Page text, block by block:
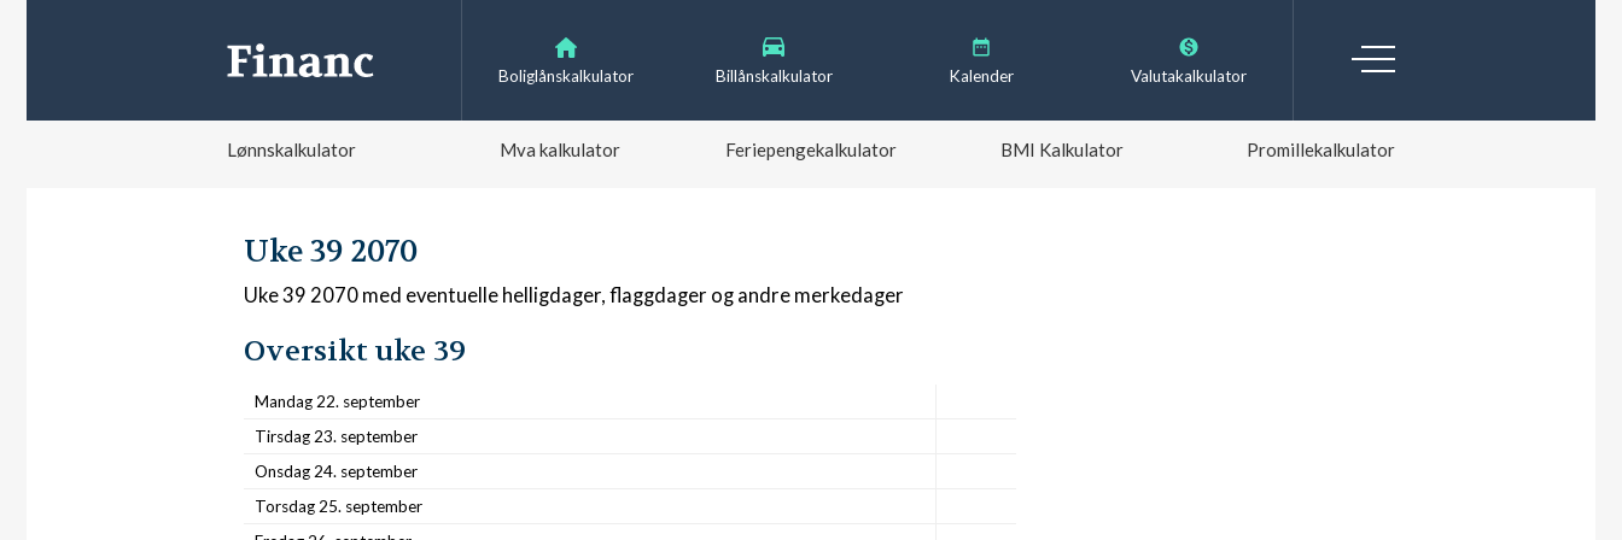
Boliglånskalkulator Billånskalkulator Kalender Valutakalkulator
Lønnskalkulator Mva kalkulator Feriepengekalkulator BMI Kalkulator Promillekalkulator
Uke 39 2070
Uke 39 2070 med eventuelle helligdager, flaggdager og andre merkedager
Oversikt uke 39
Mandag 22. september
Tirsdag 23. september
Onsdag 24. september
Torsdag 25. september